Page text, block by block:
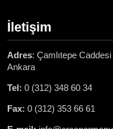
İletişim
Adres: Çamlıtepe
Ankara
Tel: 0 (312) 348 60 34
Fax: 0 (312) 353 66 61